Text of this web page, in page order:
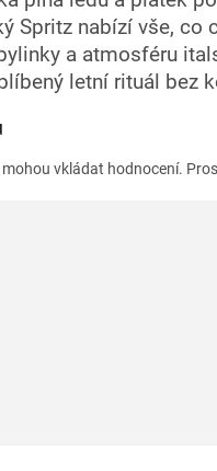
Spritz nabízí vše, co
a atmosféru
letní rituál bez
vkládat hodnocení.